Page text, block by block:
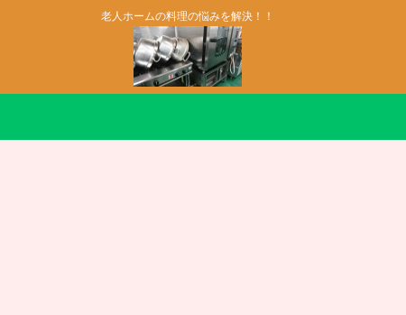
老人ホームの料理の悩みを解決！！